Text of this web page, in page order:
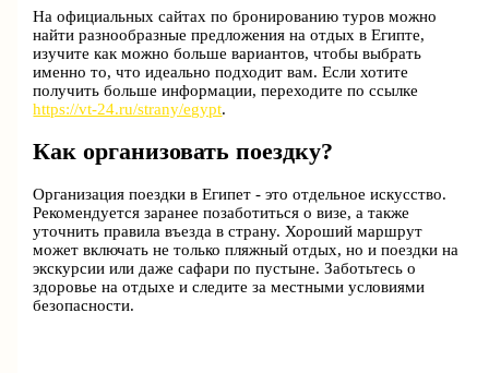
На официальных сайтах по бронированию туров можно
найти разнообразные предложения на отдых в Египте,
изучите как можно больше вариантов, чтобы выбрать
именно то, что идеально подходит вам. Если хотите
получить больше информации, переходите по ссылке
https://vt-24.ru/strany/egypt.
Как организовать поездку?
Организация поездки в Египет - это отдельное искусство.
Рекомендуется заранее позаботиться о визе, а также
уточнить правила въезда в страну. Хороший маршрут
может включать не только пляжный отдых, но и поездки на
экскурсии или даже сафари по пустыне. Заботьтесь о
здоровье на отдыхе и следите за местными условиями
безопасности.